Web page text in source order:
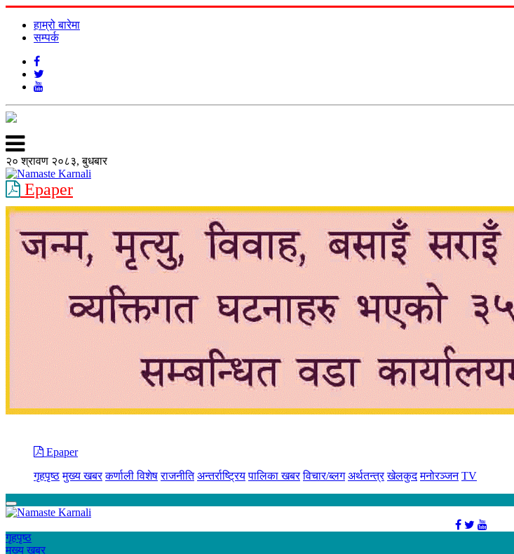
हाम्रो बारेमा
सम्पर्क
२० श्रावण २०८३, बुधबार
Epaper
Epaper
गृहपृष्ठ मुख्य खबर कर्णाली विशेष राजनीति अन्तर्राष्ट्रिय पालिका खबर विचार/ब्लग अर्थतन्त्र खेलकुद मनोरञ्जन TV
गृहपृष्ठ
मुख्य खबर